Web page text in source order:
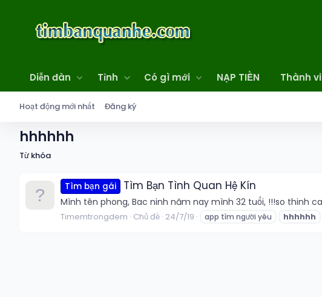
Diễn đàn Tỉnh Có gì mới NẠP TIỀN Thành
Hoạt động mới nhất Đăng ký
hhhhhh
Từ khóa
Tìm bạn gái Tìm Bạn Tình Quan Hệ Kín
Mình tên phong, Bac ninh năm nay mình 32 tuổi, !!!so thinh
Timemtrongdem Chủ đề 24/7/19 app tìm người yêu hhhhhh